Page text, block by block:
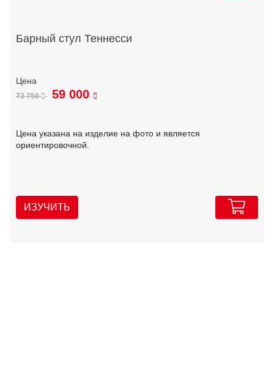
Барный стул Теннесси
73 750 59 000
Цена указана на изделие на фото и является
ориентировочной.
ИЗУЧИТЬ